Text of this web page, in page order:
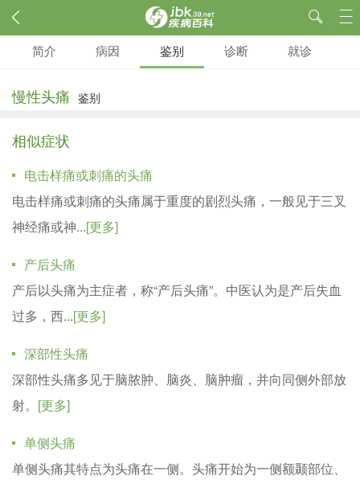
简介 病因 鉴别 诊断 就诊
慢性头痛 鉴别
相似症状
电击样痛或刺痛的头痛
电击样痛或刺痛的头痛属于重度的剧烈头痛，一般见于三叉
神经痛或神...[更多]
产后头痛
产后以头痛为主症者，称“产后头痛”。中医认为是产后失血
过多，西...[更多]
深部性头痛
深部性头痛多见于脑脓肿、脑炎、脑肿瘤，并向同侧外部放
射。 [更多]
单侧头痛
单侧头痛其特点为头痛在一侧。头痛开始为一侧额颞部位、